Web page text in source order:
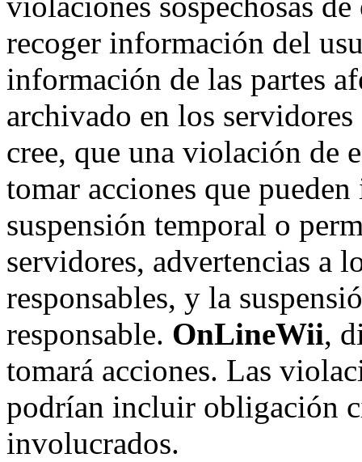
recoger información del
información de las partes
archivado en los
cree, que una violación de
tomar acciones que
suspensión temporal o
servidores, advertencias a
responsables, y la
responsable. OnLineWii,
tomará acciones. Las
podrían incluir obligación
involucrados.